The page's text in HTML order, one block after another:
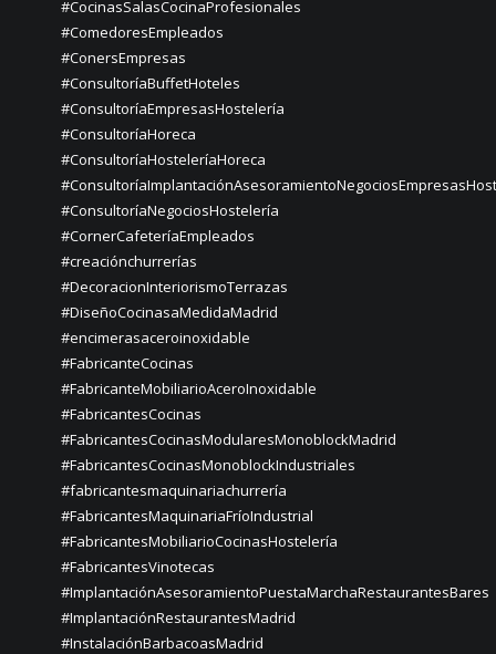
#CocinasSalasCocinaProfesionales
#ComedoresEmpleados
#ConersEmpresas
#ConsultoríaBuffetHoteles
#ConsultoríaEmpresasHostelería
#ConsultoríaHoreca
#ConsultoríaHosteleríaHoreca
#ConsultoríaNegociosHostelería
#CornerCafeteríaEmpleados
#creaciónchurrerías
#DecoracionInteriorismoTerrazas
#DiseñoCocinasaMedidaMadrid
#encimerasaceroinoxidable
#FabricanteCocinas
#FabricanteMobiliarioAceroInoxidable
#FabricantesCocinas
#FabricantesCocinasModularesMonoblockMadrid
#FabricantesCocinasMonoblockIndustriales
#fabricantesmaquinariachurrería
#FabricantesMaquinariaFríoIndustrial
#FabricantesMobiliarioCocinasHostelería
#FabricantesVinotecas
#ImplantaciónAsesoramientoPuestaMarchaRestaurantesBares
#ImplantaciónRestaurantesMadrid
#InstalaciónBarbacoasMadrid